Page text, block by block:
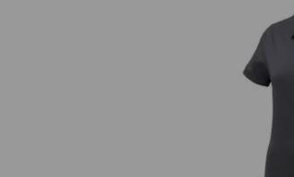
e.s. Polo-